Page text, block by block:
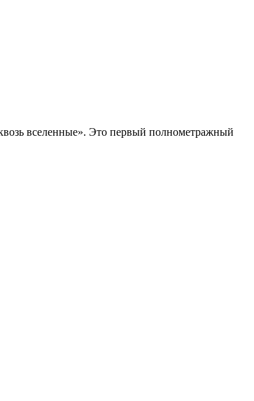
вселенные». Это первый полнометражный